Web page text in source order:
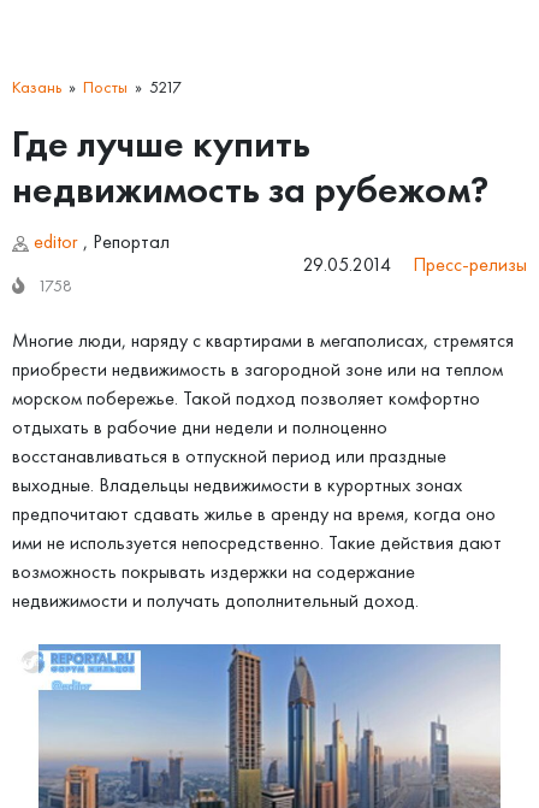
Казань Посты 5217
Где лучше купить
недвижимость за рубежом?
editor , Репортал
29.05.2014
Пресс-релизы
1758
Многие люди, наряду с квартирами в мегаполисах, стремятся
приобрести недвижимость в загородной зоне или на теплом
морском побережье. Такой подход позволяет комфортно
отдыхать в рабочие дни недели и полноценно
восстанавливаться в отпускной период или праздные
выходные. Владельцы недвижимости в курортных зонах
предпочитают сдавать жилье в аренду на время, когда оно
ими не используется непосредственно. Такие действия дают
возможность покрывать издержки на содержание
недвижимости и получать дополнительный доход.